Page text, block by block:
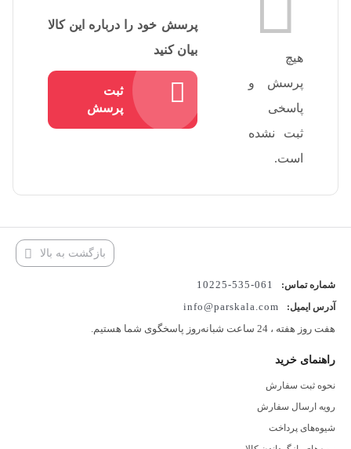
هیچ
پرسش و
پاسخی
ثبت نشده
است.
پرسش خود را درباره این کالا
بیان کنید
ثبت
پرسش
بازگشت به بالا
شماره تماس: 061-535-10225
آدرس ایمیل:
info@parskala.com
هفت روز هفته ، 24 ساعت شبانه‌روز پاسخگوی شما هستیم.
راهنمای خرید
نحوه ثبت سفارش
رویه ارسال سفارش
شیوه‌های پرداخت